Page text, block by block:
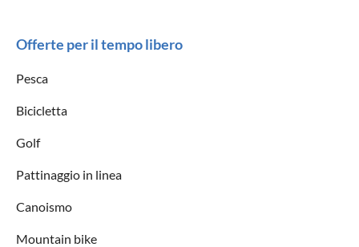
Offerte per il tempo libero
Pesca
Bicicletta
Golf
Pattinaggio in linea
Canoismo
Mountain bike